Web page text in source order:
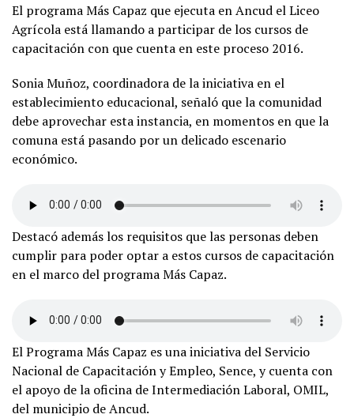
El programa Más Capaz que ejecuta en Ancud el Liceo
Agrícola está llamando a participar de los cursos de
capacitación con que cuenta en este proceso 2016.
Sonia Muñoz, coordinadora de la iniciativa en el
establecimiento educacional, señaló que la comunidad
debe aprovechar esta instancia, en momentos en que la
comuna está pasando por un delicado escenario
económico.
Destacó además los requisitos que las personas deben
cumplir para poder optar a estos cursos de capacitación
en el marco del programa Más Capaz.
El Programa Más Capaz es una iniciativa del Servicio
Nacional de Capacitación y Empleo, Sence, y cuenta con
el apoyo de la oficina de Intermediación Laboral, OMIL,
del municipio de Ancud.